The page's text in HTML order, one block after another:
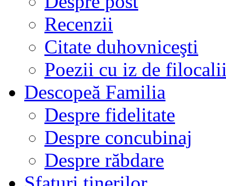
Recenzii
Citate duhovniceşti
Poezii cu iz de
Descopeă Familia
Despre fidelitate
Despre concubinaj
Despre răbdare